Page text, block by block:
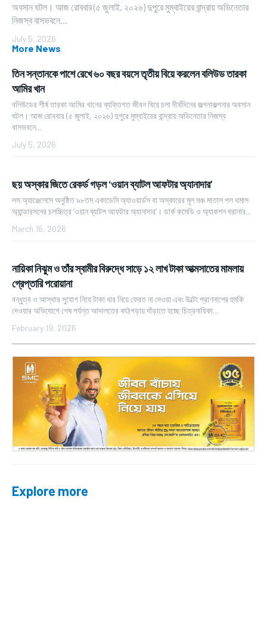
অবসান ঘটল। আজ রোববার (৫ জুলাই, ২০২৬) দুপুরে মুম্বাইয়ের বান্দ্রায় অভিনেতার
নিজস্ব বাসভবনে...
July 5, 2026
More News
তিন সন্তানকে পাশে রেখে ৬০ বছর বয়সে তৃতীয় বিয়ে করলেন বলিউড তারকা
আমির খান
বলিউডের শীর্ষ তারকা আমির খানের ব্যক্তিগত জীবন ঘিরে চলা দীর্ঘদিনের জল্পনাকল্পনার অবসান
ঘটল। আজ রোববার (৫ জুলাই, ২০২৬) দুপুরে মুম্বাইয়ের বান্দ্রায় অভিনেতার নিজস্ব
বাসভবনে...
July 5, 2026
ছয় অস্কার জিতে রেকর্ড গড়ল ‘ওয়ান ব্যাটল আফটার অ্যানাদার’
লস অ্যাঞ্জেলেসে অনুষ্ঠিত ৯৮তম একাডেমি অ্যাওয়ার্ডস বা অস্কারের মূল মঞ্চ মাতাল পল থমাস
অ্যান্ডারসনের চলচ্চিত্র ‘ওয়ান ব্যাটল আফটার অ্যানাদার’। ডার্ক কমেডি ও অ্যাকশন ঘরানার...
March 16, 2026
নায়িকা নিঝুম ও তাঁর স্বামীর বিরুদ্ধে সাড়ে ১২ লাখ টাকা আত্মসাতের মামলায়
গ্রেপ্তারি পরোয়ানা
বন্ধুত্ব ও আস্থার সুযোগ নিয়ে টাকা ধার নিয়ে ফেরত না দেওয়া এবং উল্টো প্রাণনাশের হুমকি
দেওয়ার অভিযোগে শেষ পর্যন্ত আদালতের কাঠগড়ায় দাঁড়াতে হচ্ছে চিত্রনায়িকা...
February 19, 2026
Explore more